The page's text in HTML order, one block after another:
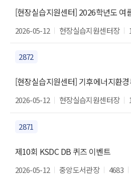
2026-05-12 현장실습지원센터장
2872
2026-05-12 현장실습지원센터장
2871
제10회 KSDC DB 퀴즈 이벤트
2026-05-12 중앙도서관장 4683